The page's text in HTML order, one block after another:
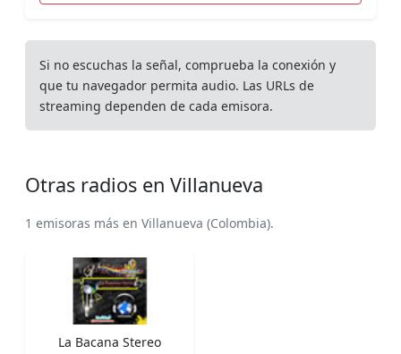
Si no escuchas la señal, comprueba la conexión y
que tu navegador permita audio. Las URLs de
streaming dependen de cada emisora.
Otras radios en Villanueva
1 emisoras más en Villanueva (Colombia).
La Bacana Stereo